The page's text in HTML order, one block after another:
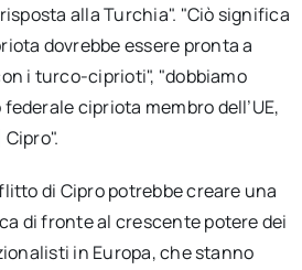
alla Turchia". "Ciò significa
dovrebbe essere pronta a
i turco-ciprioti", "dobbiamo
cipriota membro dell’UE,
di Cipro potrebbe creare una
di fronte al crescente potere dei
in Europa, che stanno